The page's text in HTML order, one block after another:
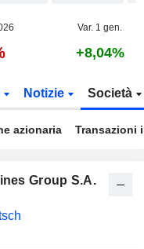
Var. 1 gen.
+8,04%
Notizie Società
azionaria Transazioni
Group S.A.